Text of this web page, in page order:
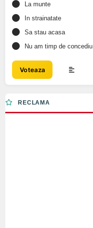
La munte
In strainatate
Sa stau acasa
Nu am timp de concediu
Voteaza
RECLAMA